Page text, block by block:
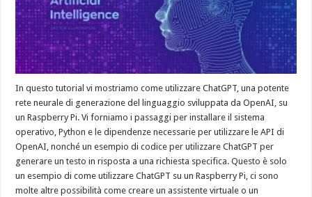
In questo tutorial vi mostriamo come utilizzare ChatGPT, una potente
rete neurale di generazione del linguaggio sviluppata da OpenAI, su
un Raspberry Pi. Vi forniamo i passaggi per installare il sistema
operativo, Python e le dipendenze necessarie per utilizzare le API di
OpenAI, nonché un esempio di codice per utilizzare ChatGPT per
generare un testo in risposta a una richiesta specifica. Questo è solo
un esempio di come utilizzare ChatGPT su un Raspberry Pi, ci sono
molte altre possibilità come creare un assistente virtuale o un